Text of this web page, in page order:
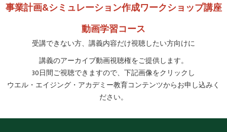
事業計画&シミュレーション作成ワークショップ講座
動画学習コース
受講できない方、講義内容だけ視聴したい方向けに
講義のアーカイブ動画視聴権をご提供します。
30日間ご視聴できますので、下記画像をクリックし
ウエル・エイジング・アカデミー教育コンテンツからお申し込みく
ださい。